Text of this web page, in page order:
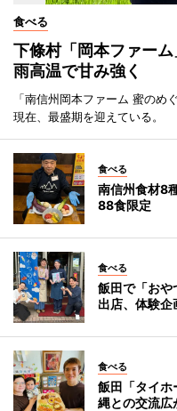
食べる
下條村「岡本ファー
雨高温で甘み強く
「南信州岡本ファーム 蜜のめ
現在、最盛期を迎えている。
食べる
南信州食材8
88食限定
食べる
飯田で「お
出店、体験企
食べる
飯田「タイ
縄との交流広